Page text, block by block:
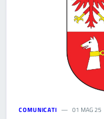
COMUNICATI 01 MAG 25